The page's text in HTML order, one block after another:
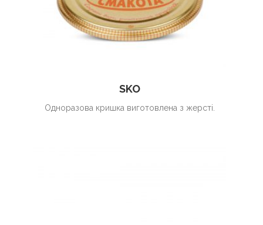
SKO
Одноразова кришка виготовлена з жерсті.